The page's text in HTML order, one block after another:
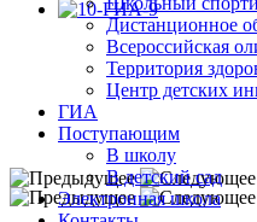
Дистанционное
Всероссийская
Территория
Центр детских
ГИА
Поступающим
В школу
В детский сад
Электронная школа